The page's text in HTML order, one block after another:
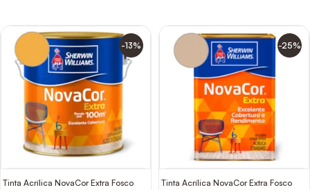
-13%
Tinta Acrílica NovaCor Extra Fosco
-25%
Tinta Acrílica NovaCor Extra Fosco